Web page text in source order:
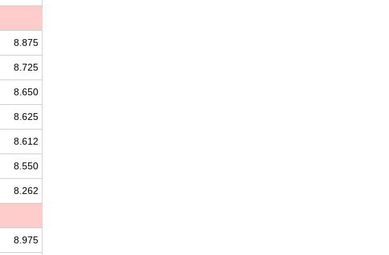
8.875
8.725
8.650
8.625
8.612
8.550
8.262
8.975